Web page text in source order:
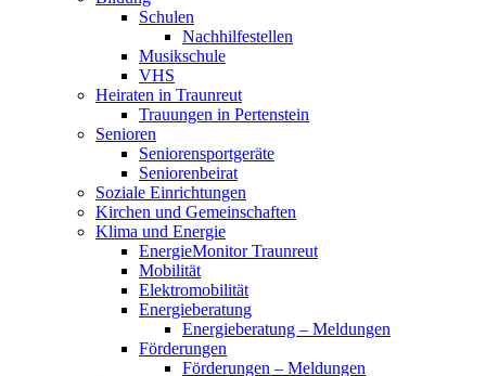
Schulen
Nachhilfestellen
Musikschule
VHS
Heiraten in Traunreut
Trauungen in Pertenstein
Senioren
Seniorensportgeräte
Seniorenbeirat
Soziale Einrichtungen
Kirchen und Gemeinschaften
Klima und Energie
EnergieMonitor Traunreut
Mobilität
Elektromobilität
Energieberatung
Energieberatung – Meldungen
Förderungen
Förderungen – Meldungen